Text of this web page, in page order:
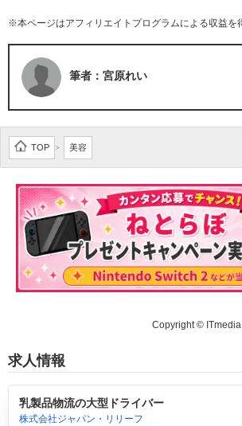
※本ページはアフィリエイトプログラムによる収益を
筆者：宮原れい
TOP > 美容
Copyright ©
求人情報
乳製品物流の大型ドライバー
株式会社ジャパン・リリーフ